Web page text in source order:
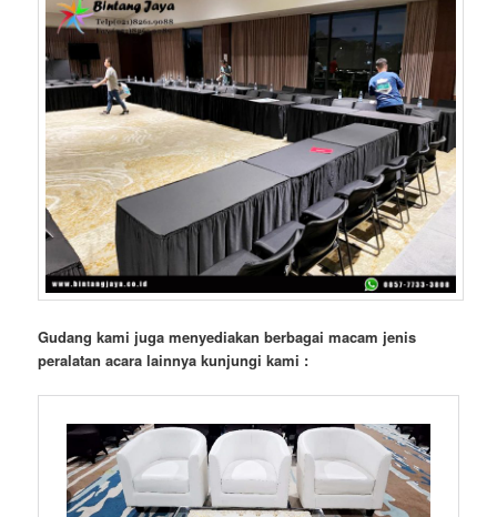
Gudang kami juga menyediakan berbagai macam jenis
peralatan acara lainnya kunjungi kami :